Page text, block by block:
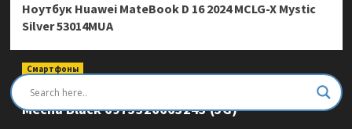
Ноутбук Huawei MateBook D 16 2024 MCLG-X Mystic
Silver 53014MUA
Смартфоны
Смартфон Ulefone Armor Mini 20 Pro 8/256Gb
Mecha Black 6975326663243 (5G)